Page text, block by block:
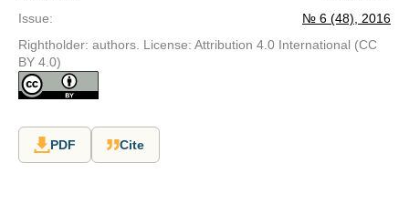
Issue:
№ 6 (48), 2016
Rightholder: authors. License: Attribution 4.0 International (CC
BY 4.0)
PDF Cite